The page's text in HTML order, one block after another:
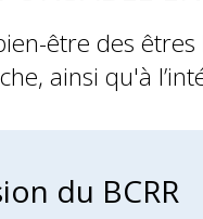
être des
ainsi qu'à
du BCRR